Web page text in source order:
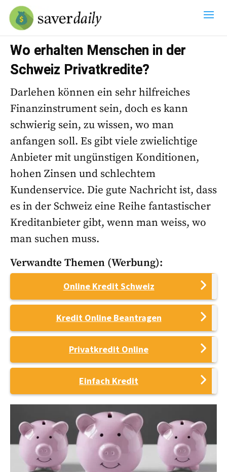
Wo erhalten Menschen in der
Schweiz Privatkredite?
Darlehen können ein sehr hilfreiches
Finanzinstrument sein, doch es kann
schwierig sein, zu wissen, wo man
anfangen soll. Es gibt viele zwielichtige
Anbieter mit ungünstigen Konditionen,
hohen Zinsen und schlechtem
Kundenservice. Die gute Nachricht ist, dass
es in der Schweiz eine Reihe fantastischer
Kreditanbieter gibt, wenn man weiss, wo
man suchen muss.
Verwandte Themen (Werbung):
Online Kredit Schweiz
Kredit Online Beantragen
Privatkredit Online
Einfach Kredit